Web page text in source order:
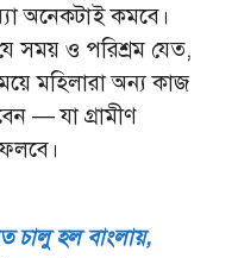
অনেকটাই কমবে।
যে সময় ও পরিশ্রম যেত,
মহিলারা অন্য কাজ
— যা গ্রামীণ
চালু হল বাংলায়,